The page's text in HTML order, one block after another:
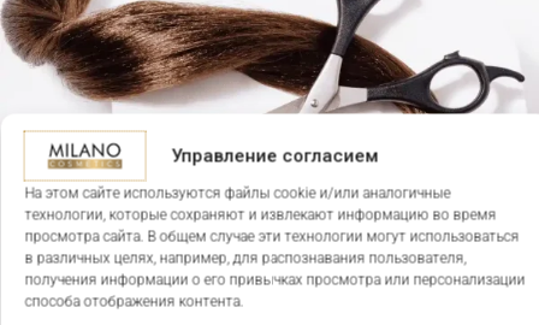
Управление согласием
На этом сайте используются файлы cookie и/или аналогичные
технологии, которые сохраняют и извлекают информацию во время
просмотра сайта. В общем случае эти технологии могут использоваться
в различных целях, например, для распознавания пользователя,
получения информации о его привычках просмотра или персонализации
способа отображения контента.